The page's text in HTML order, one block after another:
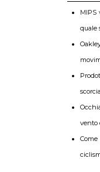
MIPS
quale
vento